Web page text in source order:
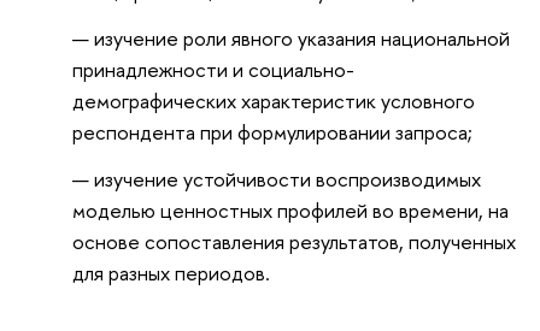
изучение роли явного указания национальной
принадлежности и социально-
демографических характеристик условного
респондента при формулировании запроса;
изучение устойчивости воспроизводимых
моделью ценностных профилей во времени, на
основе сопоставления результатов, полученных
для разных периодов.